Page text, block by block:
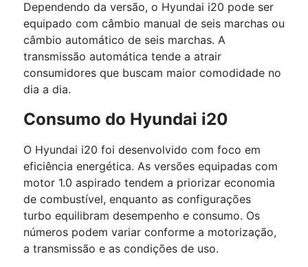
Dependendo da versão, o Hyundai i20 pode ser
equipado com câmbio manual de seis marchas ou
câmbio automático de seis marchas. A
transmissão automática tende a atrair
consumidores que buscam maior comodidade no
dia a dia.
Consumo do Hyundai i20
O Hyundai i20 foi desenvolvido com foco em
eficiência energética. As versões equipadas com
motor 1.0 aspirado tendem a priorizar economia
de combustível, enquanto as configurações
turbo equilibram desempenho e consumo. Os
números podem variar conforme a motorização,
a transmissão e as condições de uso.